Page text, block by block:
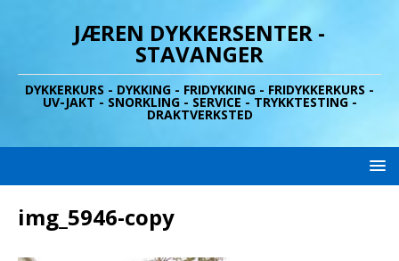
JÆREN DYKKERSENTER -
STAVANGER
DYKKERKURS - DYKKING - FRIDYKKING - FRIDYKKERKURS -
UV-JAKT - SNORKLING - SERVICE - TRYKKTESTING -
DRAKTVERKSTED
img_5946-copy